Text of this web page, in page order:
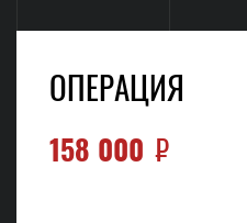
ОПЕРАЦИЯ
158 000 ₽